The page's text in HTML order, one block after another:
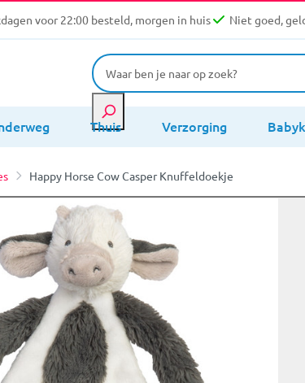
voor 22:00 besteld, morgen in huis Niet goed,
Thuis Verzorging
Happy Horse Cow Casper Knuffeldoekje